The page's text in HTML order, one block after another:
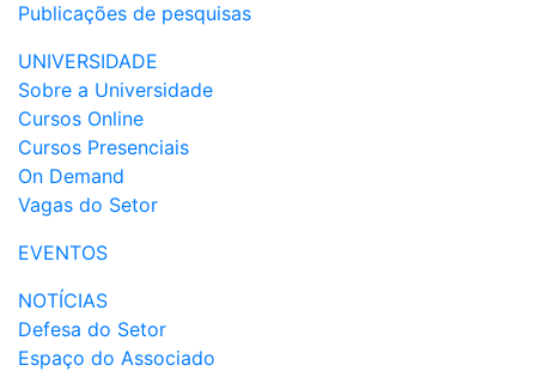
Publicações de pesquisas
UNIVERSIDADE
Sobre a Universidade
Cursos Online
Cursos Presenciais
On Demand
Vagas do Setor
EVENTOS
NOTÍCIAS
Defesa do Setor
Espaço do Associado